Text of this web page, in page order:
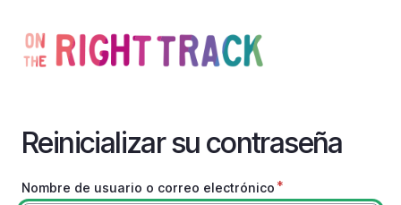
contenido
principal
Reinicializar su contraseña
Nombre de usuario o correo electrónico